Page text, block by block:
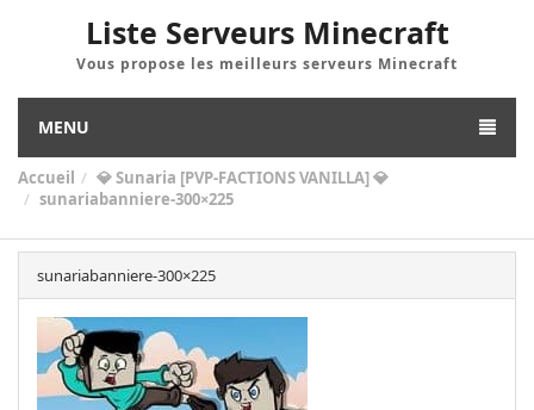
Liste Serveurs Minecraft
Vous propose les meilleurs serveurs Minecraft
MENU
Accueil
💎 Sunaria [PVP-FACTIONS VANILLA] 💎
sunariabanniere-300×225
sunariabanniere-300×225